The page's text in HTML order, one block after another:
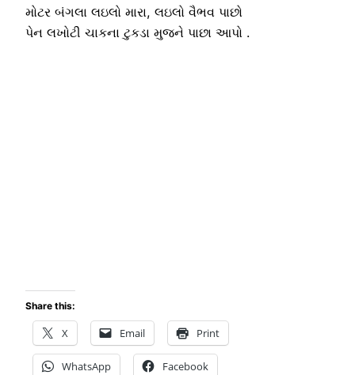
મોટર બંગલા લઇલો મારા, લઇલો વૈભવ પાછો
પેન લખોટી ચાકના ટુકડા મુજને પાછા આપો .
Share this:
X Email Print
WhatsApp Facebook